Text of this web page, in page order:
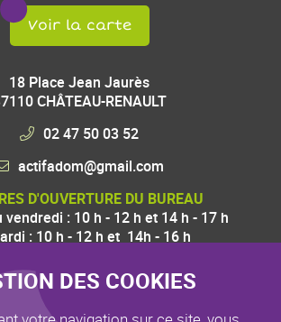
Voir la carte
18 Place Jean Jaurès
CHÂTEAU-RENAULT
02 47 50 03 52
D'OUVERTURE DU BUREAU
vendredi : 10 h - 12 h et 14 h - 17 h
: 10 h - 12 h et 14h - 16 h
les situations d'urgence.
DES COOKIES